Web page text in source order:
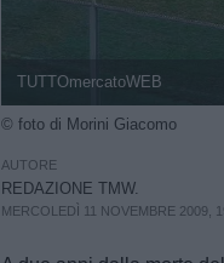
TUTTOmercatoWEB
© foto di Morini Giacomo
AUTORE
REDAZIONE TMW.
MERCOLEDÌ 11 NOVEMBRE 2009,